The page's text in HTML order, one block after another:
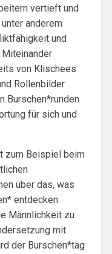
vertieft und
anderem
und
von Klischees
Rollenbilder
Burschen*runden
für sich und
zum Beispiel beim
über das, was
entdecken
Männlichkeit zu
mit
der Burschen*tag